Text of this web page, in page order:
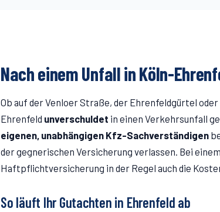
Nach einem Unfall in Köln-
Ob auf derVenloer Straße, der Ehrenfeldgürtel
Ehrenfeld unverschuldet in einen Verkehrsunfall
eigenen, unabhängigen Kfz-Sachverständigen
der gegnerischen Versicherung verlassen. Bei
Haftpflichtversicherung in der Regel auch die
So läuft Ihr Gutachten in Ehrenfeld ab